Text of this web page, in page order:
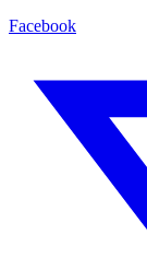
Facebook